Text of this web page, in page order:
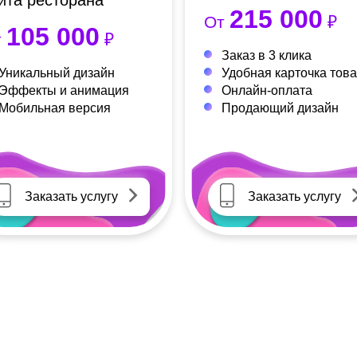
105 000 ₽
дизайн
и анимация
версия
Заказать услугу
От 215 000 ₽
Заказ в 3 клика
Удобная карточка
Онлайн-оплата
Продающий дизайн
Заказать услугу